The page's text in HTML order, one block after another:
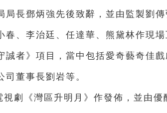
局長鄧炳強先後致辭，並由監製劉
、李治廷、任達華、熊黛林作現場
者》項目，當中包括愛奇藝奇佳戲
董事長劉岩等。
劇《灣區升明月》作發佈，並由優